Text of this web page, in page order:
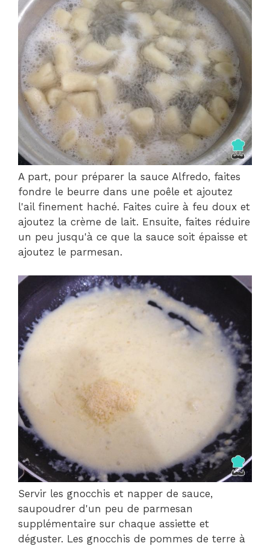
A part, pour préparer la sauce Alfredo, faites
fondre le beurre dans une poêle et ajoutez
l'ail finement haché. Faites cuire à feu doux et
ajoutez la crème de lait. Ensuite, faites réduire
un peu jusqu'à ce que la sauce soit épaisse et
ajoutez le parmesan.
Servir les gnocchis et napper de sauce,
saupoudrer d'un peu de parmesan
supplémentaire sur chaque assiette et
déguster. Les gnocchis de pommes de terre à